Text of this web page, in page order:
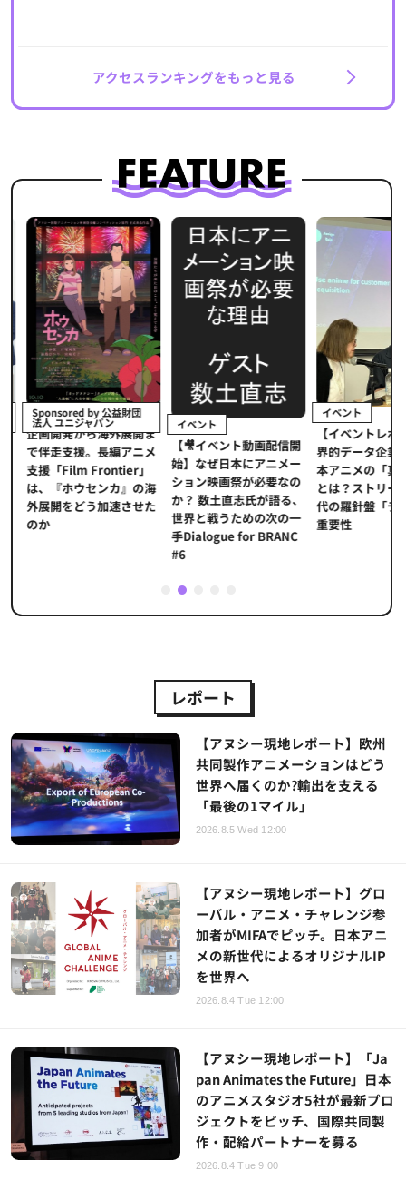
アクセスランキングをもっと見る
Sponsored by 公益財団
法人 ユニジャパン
企画開発から海外展開ま
で伴走支援。長編アニメ
支援「Film Frontier」
は、『ホウセンカ』の海
外展開をどう加速させた
のか
イベント
【🎥イベント動画配信開
始】なぜ日本にアニメー
ション映画祭が必要なの
か？ 数土直志氏が語る、
世界と戦うための次の一
手Dialogue for BRANC
#6
イベント
【イベントレポ
界的データ企業
本アニメの「真
とは？ストリー
代の羅針盤「デ
重要性
2
レポート
【アヌシー現地レポート】欧州
共同製作アニメーションはどう
世界へ届くのか?輸出を支える
「最後の1マイル」
2026.8.5 Wed 12:00
【アヌシー現地レポート】グロ
ーバル・アニメ・チャレンジ参
加者がMIFAでピッチ。日本アニ
メの新世代によるオリジナルIP
を世界へ
2026.8.4 Tue 12:00
【アヌシー現地レポート】「Ja
pan Animates the Future」日本
のアニメスタジオ5社が最新プロ
ジェクトをピッチ、国際共同製
作・配給パートナーを募る
2026.8.4 Tue 9:00